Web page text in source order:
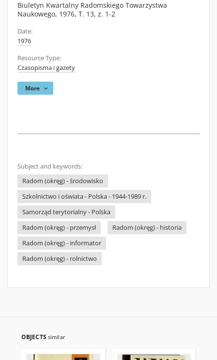
Biuletyn Kwartalny Radomskiego Towarzystwa
Naukowego, 1976, T. 13, z. 1-2
Date:
1976
Resource Type:
Czasopisma i gazety
More
Subject and keywords:
Radom (okręg) - środowisko
Szkolnictwo i oświata - Polska - 1944-1989 r.
Samorząd terytorialny - Polska
Radom (okręg) - przemysł
Radom (okręg) - historia
Radom (okręg) - informator
Radom (okręg) - rolnictwo
OBJECTS similar